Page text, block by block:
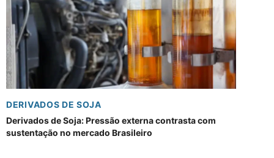
DERIVADOS DE SOJA
Derivados de Soja: Pressão externa contrasta com
sustentação no mercado Brasileiro